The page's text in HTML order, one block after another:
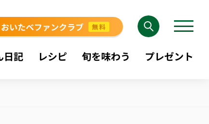
おいたべファンクラブ 無料
日記 レシピ 旬を味わう プレゼント